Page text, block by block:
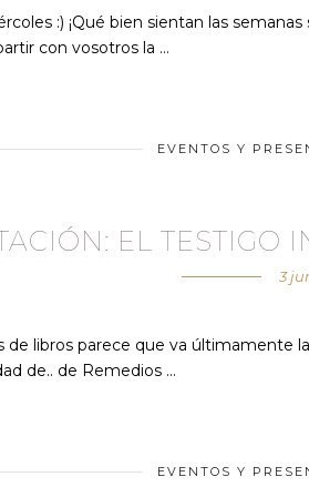
:) ¡Qué bien sientan las
con vosotros la …
EVENTOS Y
EL TESTIGO
3
libros parece que va últimamente
de.. de Remedios …
EVENTOS Y